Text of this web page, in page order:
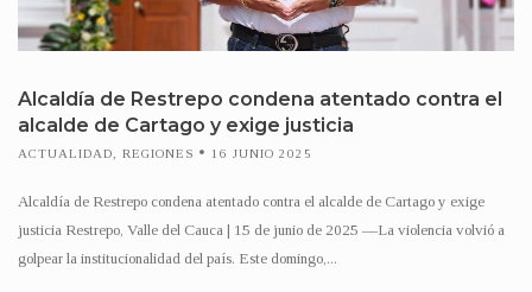
Alcaldía de Restrepo condena atentado contra el
alcalde de Cartago y exige justicia
ACTUALIDAD REGIONES 16 JUNIO 2025
Alcaldía de Restrepo condena atentado contra el alcalde de Cartago y exige
justicia Restrepo, Valle del Cauca | 15 de junio de 2025 —La violencia volvió a
golpear la institucionalidad del país. Este domingo,...